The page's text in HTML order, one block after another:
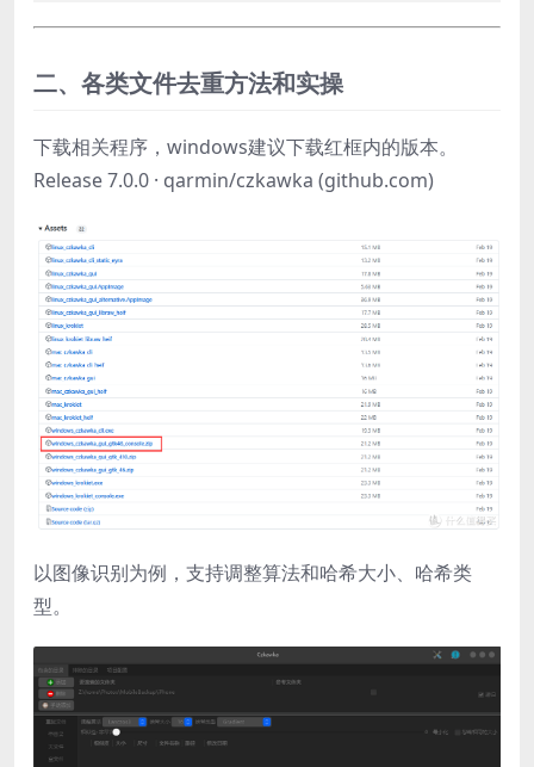
二、各类文件去重方法和实操
下载相关程序，windows建议下载红框内的版本。
Release 7.0.0 · qarmin/czkawka (github.com)
以图像识别为例，支持调整算法和哈希大小、哈希类
型。